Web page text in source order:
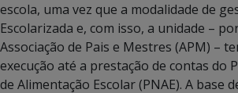
escola, uma vez que a modalidade de
Escolarizada e, com isso, a unidade –
Associação de Pais e Mestres (APM) –
execução até a prestação de contas do
de Alimentação Escolar (PNAE). A base